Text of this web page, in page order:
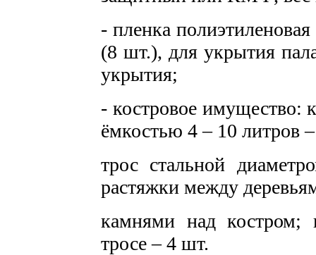
- пленка
(8 шт.), для укрытия
укрытия;
- костровое имущество:
ёмкостью 4 – 10 литров
трос стальной
растяжки между
камнями над костром;
тросе – 4 шт.